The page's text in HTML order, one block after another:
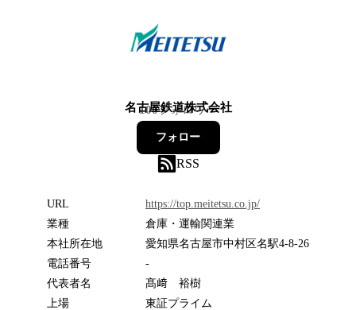
名古屋鉄道株式会社
100フォロワー
フォロー
RSS
URL
https://top.meitetsu.co.jp/
業種
倉庫・運輸関連業
本社所在地
愛知県名古屋市中村区名駅4-8-26
電話番号
-
代表者名
髙﨑 裕樹
上場
東証プライム